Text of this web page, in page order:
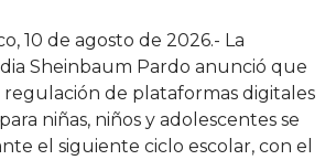
10 de agosto de 2026.- La
Sheinbaum Pardo anunció que
regulación de plataformas digitales
niñas, niños y adolescentes se
el siguiente ciclo escolar, con el